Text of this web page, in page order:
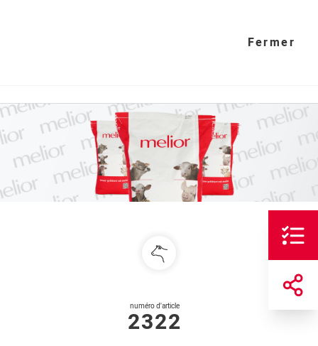
Fermer
numéro d'article
2322